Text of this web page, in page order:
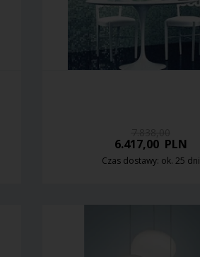
6.417,00PLN
Czas dostawy: ok. 25 dni